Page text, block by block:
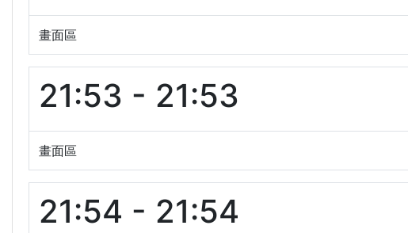
畫面區
21:53 - 21:53
畫面區
21:54 - 21:54